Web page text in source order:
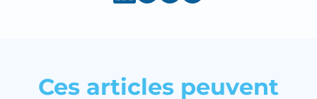
Ces articles peuvent